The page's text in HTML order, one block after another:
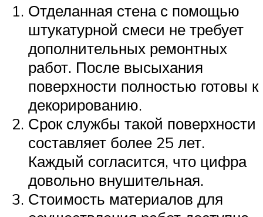
Отделанная стена с помощью
штукатурной смеси не требует
дополнительных ремонтных
работ. После высыхания
поверхности полностью готовы к
декорированию.
Срок службы такой поверхности
составляет более 25 лет.
Каждый согласится, что цифра
довольно внушительная.
Стоимость материалов для